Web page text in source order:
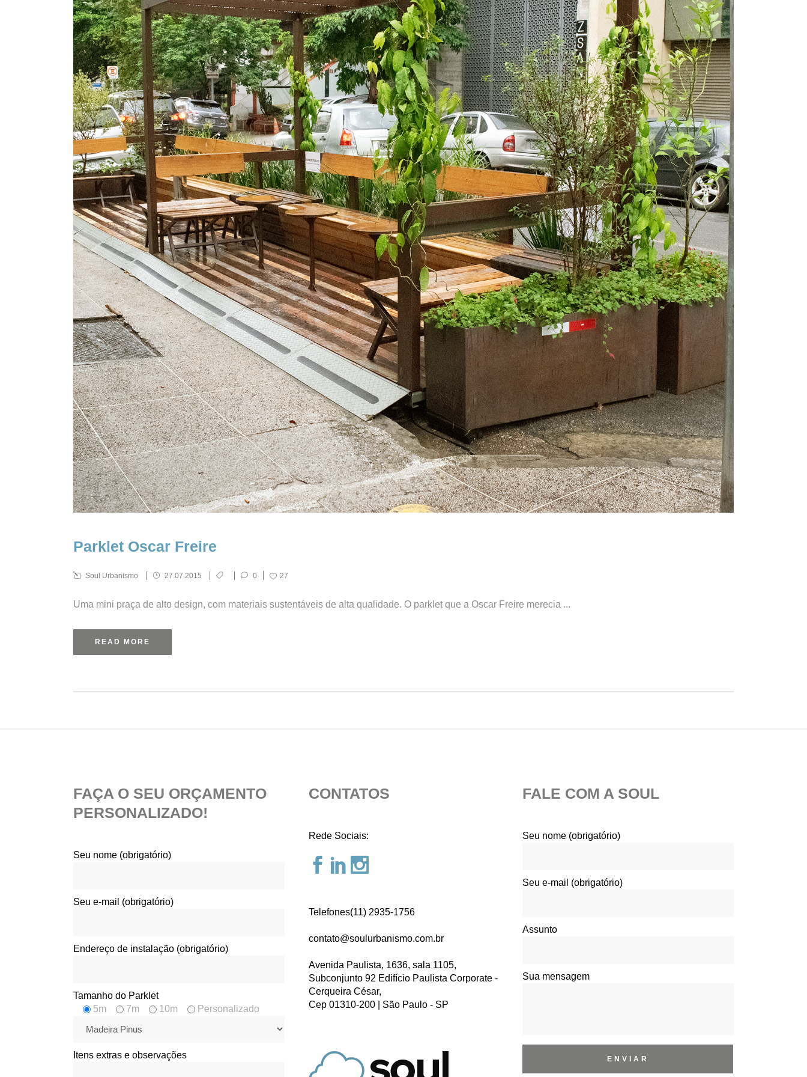
Parklet Oscar Freire
Soul Urbanismo 27.07.2015 0 27
Uma mini praça de alto design, com materiais sustentáveis de alta qualidade. O parklet que a Oscar Freire merecia ...
READ MORE
FAÇA O SEU ORÇAMENTO
PERSONALIZADO!
Seu nome (obrigatório)
Seu e-mail (obrigatório)
Endereço de instalação (obrigatório)
Tamanho do Parklet
5m
7m 10m Personalizado
Itens extras e observações
CONTATOS
Rede Sociais:
Telefones(11) 2935-1756
contato@soulurbanismo.com.br
Avenida Paulista, 1636, sala 1105,
Subconjunto 92 Edifício Paulista Corporate -
Cerqueira César,
Cep 01310-200 | São Paulo - SP
FALE COM A SOUL
Seu nome (obrigatório)
Seu e-mail (obrigatório)
Assunto
Sua mensagem